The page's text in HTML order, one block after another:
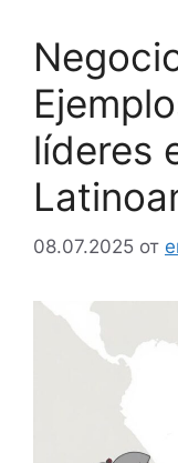
líderes
08.07.2025 от